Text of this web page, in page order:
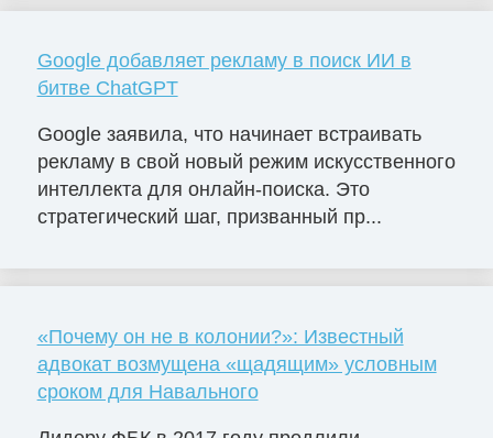
Google добавляет рекламу в поиск ИИ в
битве ChatGPT
Google заявила, что начинает встраивать
рекламу в свой новый режим искусственного
интеллекта для онлайн-поиска. Это
стратегический шаг, призванный пр...
«Почему он не в колонии?»: Известный
адвокат возмущена «щадящим» условным
сроком для Навального